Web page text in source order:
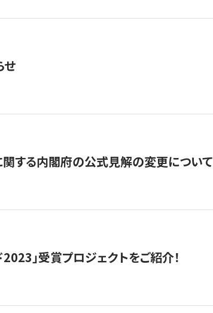
せ
する内閣府の公式見解の変更について
」受賞プロジェクトをご紹介！